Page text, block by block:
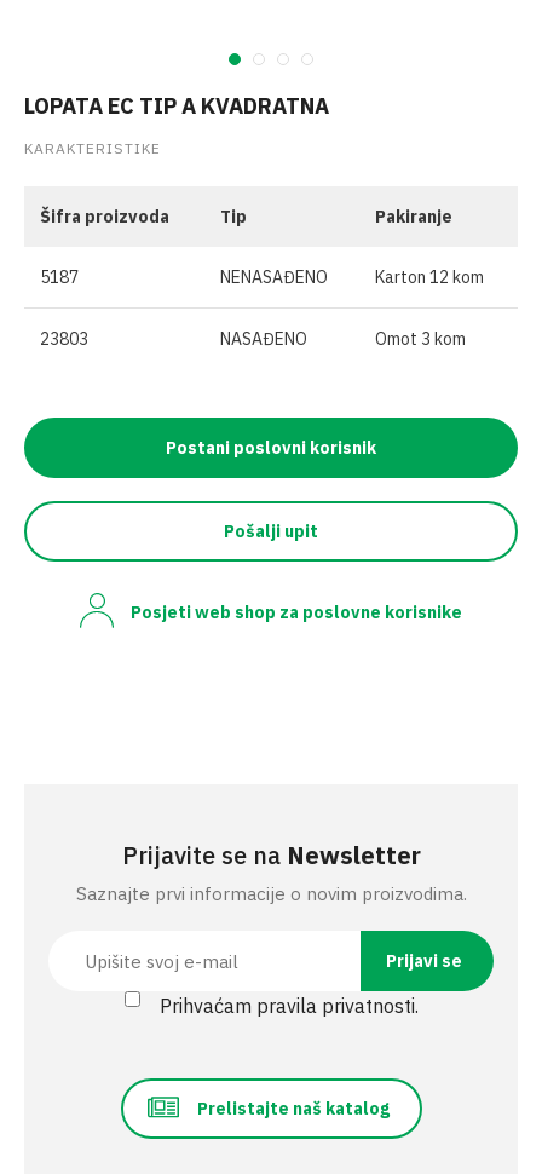
LOPATA EC TIP A KVADRATNA
KARAKTERISTIKE
Šifra proizvoda Tip Pakiranje
5187 NENASAĐENO Karton 12 kom
23803 NASAĐENO Omot 3 kom
Postani poslovni korisnik
Pošalji upit
Posjeti web shop za poslovne korisnike
Prijavite se na Newsletter
Saznajte prvi informacije o novim proizvodima.
Prihvaćam pravila privatnosti.
Prelistajte naš katalog